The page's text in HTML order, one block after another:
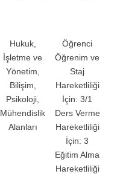
Hukuk,
İşletme ve
Yönetim,
Bilişim,
Psikoloji,
Mühendislik
Alanları
Öğrenci
Öğrenim ve
Staj
Hareketliliği
İçin: 3/1
Ders Verme
Hareketliliği
İçin: 3
Eğitim Alma
Hareketliliği